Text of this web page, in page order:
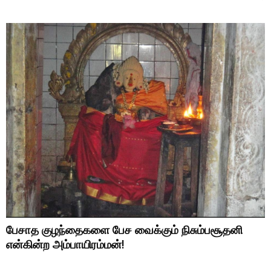
பேசாத குழந்தைகளை பேச வைக்கும் நிசும்பசூதனி
என்கின்ற அம்பாயிரம்மன்!